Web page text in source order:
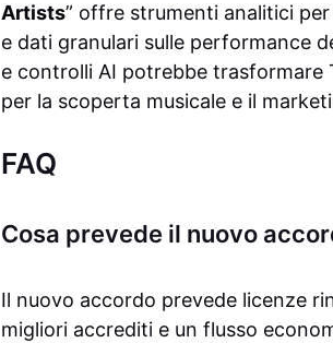
Artists” offre strumenti analitici
e dati granulari sulle performance
e controlli AI potrebbe
per la scoperta musicale e il
FAQ
Cosa prevede il nuovo
Il nuovo accordo prevede licenze
migliori accrediti e un flusso